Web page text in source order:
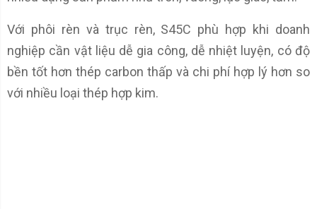
Với phôi rèn và trục rèn, S45C phù hợp khi doanh
nghiệp cần vật liệu dễ gia công, dễ nhiệt luyện, có độ
bền tốt hơn thép carbon thấp và chi phí hợp lý hơn so
với nhiều loại thép hợp kim.